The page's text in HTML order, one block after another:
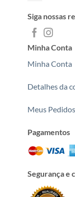
Siga nossas
Minha Conta
Minha Conta
Detalhes da
Meus Pedidos
Pagamentos
Segurança e